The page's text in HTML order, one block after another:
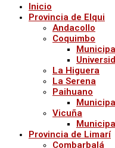
Inicio
Provincia de Elqui
Andacollo
Coquimbo
La Higuera
La Serena
Paihuano
Vicuña
Provincia de Limarí
Combarbalá